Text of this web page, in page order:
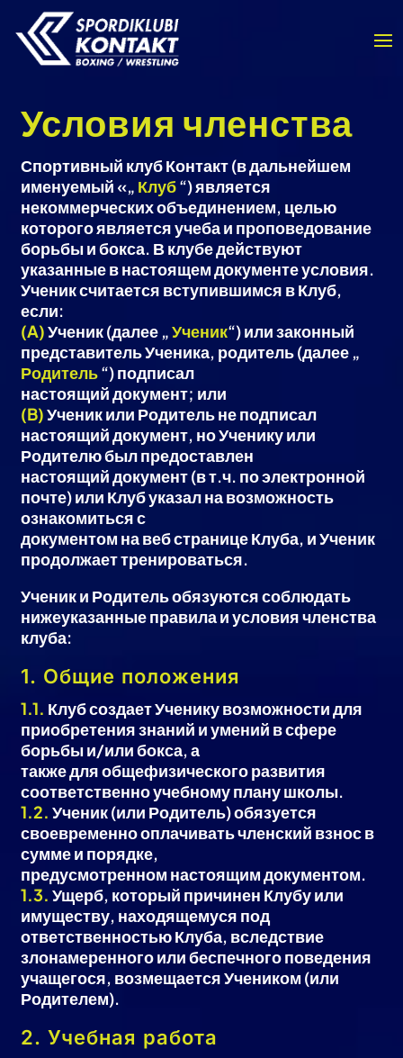
Условия членства
Спортивный клуб Контакт (в дальнейшем
именуемый «„ Клуб“) является
некоммерческих объединением, целью
которого является учеба и проповедование
борьбы и бокса. В клубе действуют
указанные в настоящем документе условия.
Ученик считается вступившимся в Клуб,
если:
(A)Ученик (далее „Ученик“) или законный
представитель Ученика, родитель (далее „
Родитель“) подписал
настоящий документ; или
(B)Ученик или Родитель не подписал
настоящий документ, но Ученику или
Родителю был предоставлен
настоящий документ (в т.ч. по электронной
почте) или Клуб указал на возможность
ознакомиться с
документом на веб странице Клуба, и Ученик
продолжает тренироваться.
Ученик и Родитель обязуются соблюдать
нижеуказанные правила и условия членства
клуба:
1. Общие положения
1.1. Клуб создает Ученику возможности для
приобретения знаний и умений в сфере
борьбы и/или бокса, а
также для общефизического развития
соответственно учебному плану школы.
1.2. Ученик (или Родитель) обязуется
своевременно оплачивать членский взнос в
сумме и порядке,
предусмотренном настоящим документом.
1.3. Ущерб, который причинен Клубу или
имуществу, находящемуся под
ответственностью Клуба, вследствие
злонамеренного или беспечного поведения
учащегося, возмещается Учеником (или
Родителем).
2. Учебная работа